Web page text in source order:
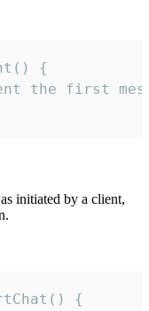
{
the first
initiated by a client,
{